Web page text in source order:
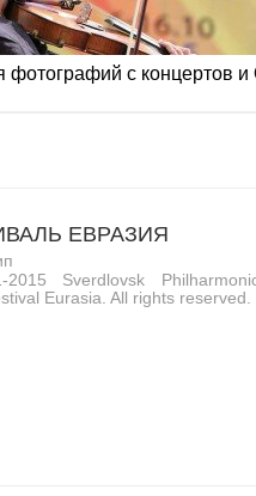
фотографий с концертов
ЕВРАЗИЯ
2015 Sverdlovsk
Eurasia. All rights reserved.